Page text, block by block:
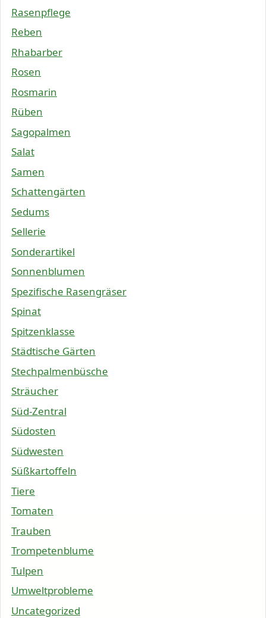
Rasenpflege
Reben
Rhabarber
Rosen
Rosmarin
Rüben
Sagopalmen
Salat
Samen
Schattengärten
Sedums
Sellerie
Sonderartikel
Sonnenblumen
Spezifische Rasengräser
Spinat
Spitzenklasse
Städtische Gärten
Stechpalmenbüsche
Sträucher
Süd-Zentral
Südosten
Südwesten
Süßkartoffeln
Tiere
Tomaten
Trauben
Trompetenblume
Tulpen
Umweltprobleme
Uncategorized